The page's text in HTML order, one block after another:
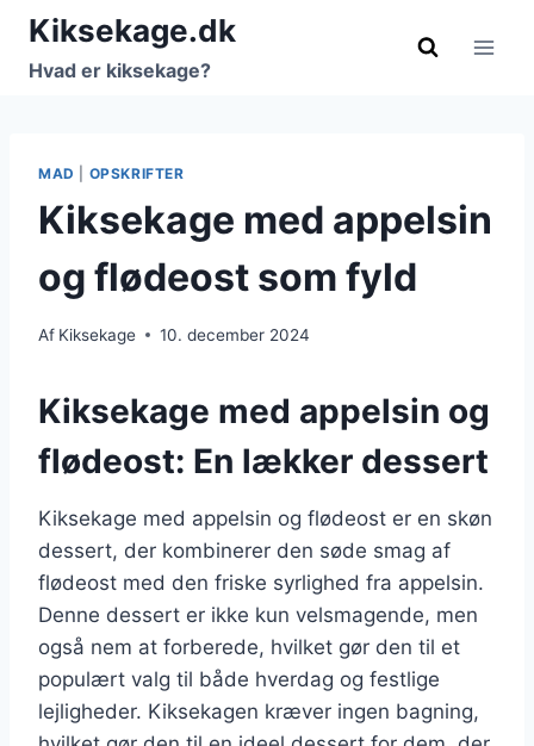
Fortsæt
indhold
Kiksekage.dk
Hvad er kiksekage?
MAD OPSKRIFTER
Kiksekage med appelsin
og flødeost som fyld
Af Kiksekage 10. december 2024
Kiksekage med appelsin og
flødeost: En lækker dessert
Kiksekage med appelsin og flødeost er en skøn
dessert, der kombinerer den søde smag af
flødeost med den friske syrlighed fra appelsin.
Denne dessert er ikke kun velsmagende, men
også nem at forberede, hvilket gør den til et
populært valg til både hverdag og festlige
lejligheder. Kiksekagen kræver ingen bagning,